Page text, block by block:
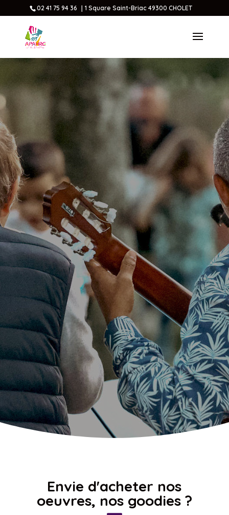
02 41 75 94 36 ｜1 Square Saint-Briac 49300 CHOLET
Envie d'acheter nos
oeuvres, nos goodies ?